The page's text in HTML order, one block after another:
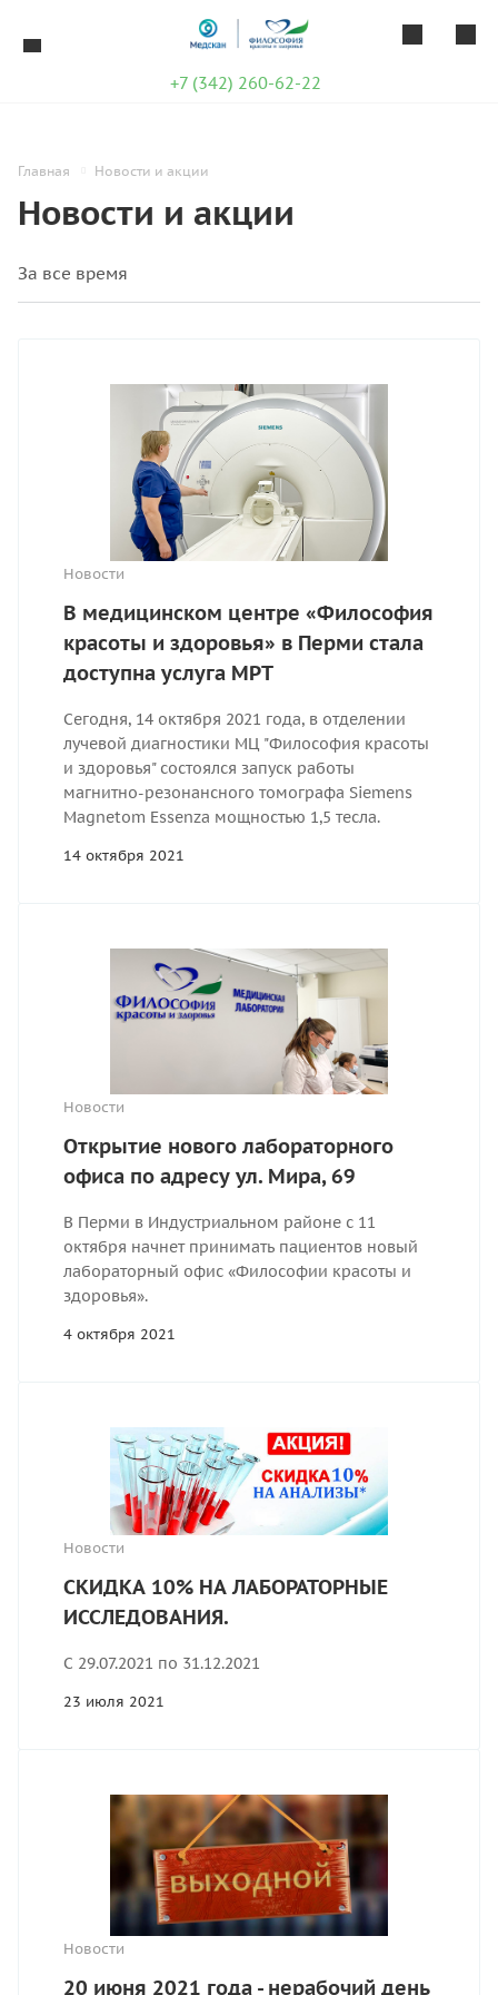
+7 (342) 260-62-22
Главная Новости и акции
Новости и акции
Новости
В медицинском центре «Философия
красоты и здоровья» в Перми стала
доступна услуга МРТ
Сегодня, 14 октября 2021 года, в отделении
лучевой диагностики МЦ "Философия красоты
и здоровья" состоялся запуск работы
магнитно-резонансного томографа Siemens
Magnetom Essenza мощностью 1,5 тесла.
14 октября 2021
Новости
Открытие нового лабораторного
офиса по адресу ул. Мира, 69
В Перми в Индустриальном районе с 11
октября начнет принимать пациентов новый
лабораторный офис «Философии красоты и
здоровья».
4 октября 2021
Новости
СКИДКА 10% НА ЛАБОРАТОРНЫЕ
ИССЛЕДОВАНИЯ.
С 29.07.2021 по 31.12.2021
23 июля 2021
Новости
20 июня 2021 года - нерабочий день